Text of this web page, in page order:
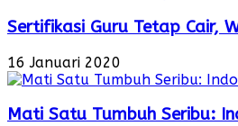
Sertifikasi Guru Tetap Cair,
16 Januari 2020
Mati Satu Tumbuh Seribu: